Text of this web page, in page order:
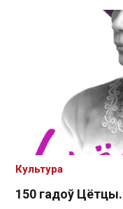
150 гадоў Цётцы.
Культура